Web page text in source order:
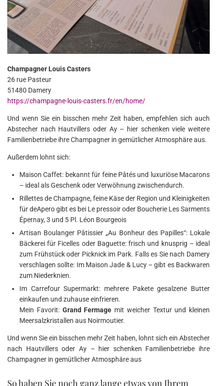
Champagner Louis Casters
26 rue Pasteur
51480 Damery
https://champagne-louis-casters.fr/en/home/
Und wenn Sie ein bisschen mehr Zeit haben, empfehlen sich auch
Abstecher nach Hautvillers oder Ay – hier schenken viele weitere
Familienbetriebe ihre Champagner in gemütlicher Atmosphäre aus.
Außerdem lohnt sich:
Maison Caffet: bekannt für feine Pâtés und luxuriöse Macarons
– ideal als Geschenk oder Verwöhnung zwischendurch.
Rillettes de Champagne, feine Käse der Region und Kleinigkeiten
für deApero gibt es bei Le pressoir oder Boucherie Les Sarments
Épernay, 3 und 5 Pl. Léon Bourgeois
Artisan Boulanger Pâtissier „Au Bonheur des Papilles“: Lokale
Bäckerei für Ficelles oder Baguette: frisch und knusprig – ideal
zum Frühstück oder Picknick im Park. Falls es Sie nach Damery
verschlagen sollte: Im Maison Jade & Lucy – gibt es Backwaren
zum Niederknien.
Im Carrefour Supermarkt: mehrere Pakete gesalzene Butter
einkaufen und zuhause einfrieren.
Mein Favorit: Grand Fermage mit weicher Textur und kleinen
Meersalzkristallen aus Noirmoutier.
Und wenn Sie ein bisschen mehr Zeit haben, lohnt sich ein Abstecher
nach Hautvillers oder Ay – hier schenken Familienbetriebe ihre
Champagner in gemütlicher Atmosphäre aus
So haben Sie noch ganz lange etwas von Ihrem